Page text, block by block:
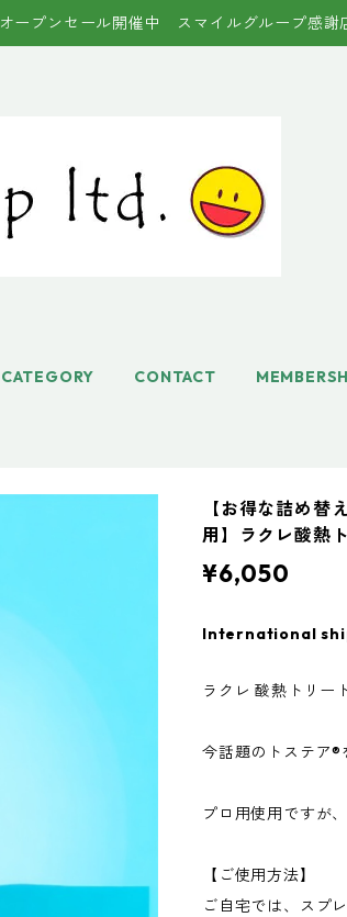
オープンセール開催中 スマイルグループ感謝
CATEGORY CONTACT
【お得な詰め替
用】ラクレ酸熱
¥6,050
International
ラクレ 酸熱トリー
今話題のトステア®️
プロ用使用ですが
【ご使用方法】
ご自宅では、スプ